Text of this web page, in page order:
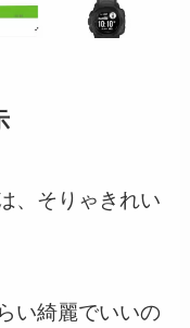
、そりゃきれい
い綺麗でいいの